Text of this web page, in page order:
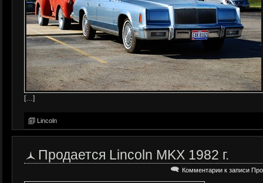
[…]
Lincoln
Продается Lincoln MKX 1982 г.
Комментарии к записи